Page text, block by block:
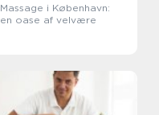
Massage i København:
en oase af velvære